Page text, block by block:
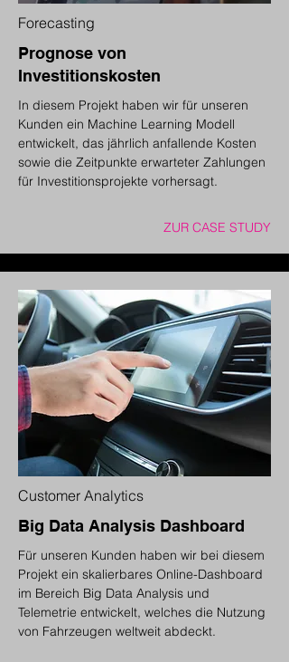
Forecasting
Prognose von
Investitionskosten
In diesem Projekt haben wir für unseren
Kunden ein Machine Learning Modell
entwickelt, das jährlich anfallende Kosten
sowie die Zeitpunkte erwarteter Zahlungen
für Investitionsprojekte vorhersagt.
ZUR CASE STUDY
Customer Analytics
Big Data Analysis Dashboard
Für unseren Kunden haben wir bei diesem
Projekt ein skalierbares Online-Dashboard
im Bereich Big Data Analysis und
Telemetrie entwickelt, welches die Nutzung
von Fahrzeugen weltweit abdeckt.